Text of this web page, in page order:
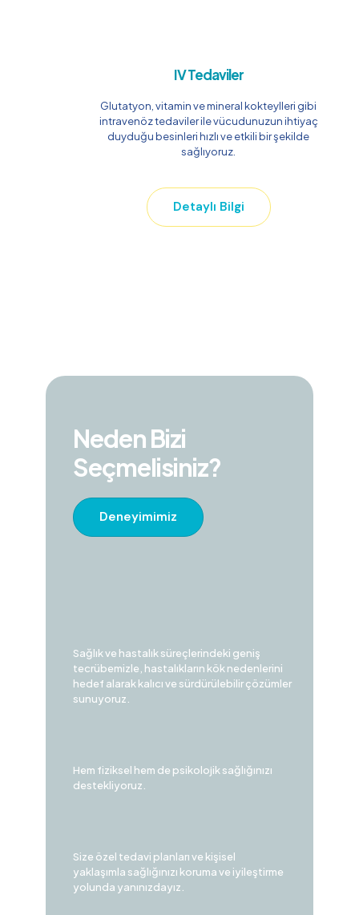
IV Tedaviler
Glutatyon, vitamin ve mineral kokteylleri gibi
intravenöz tedaviler ile vücudunuzun ihtiyaç
duyduğu besinleri hızlı ve etkili bir şekilde
sağlıyoruz.
Detaylı Bilgi
Neden Bizi
Seçmelisiniz?
Deneyimimiz
Sağlık ve hastalık süreçlerindeki geniş
tecrübemizle, hastalıkların kök nedenlerini
hedef alarak kalıcı ve sürdürülebilir çözümler
sunuyoruz.
Hem fiziksel hem de psikolojik sağlığınızı
destekliyoruz.
Size özel tedavi planları ve kişisel
yaklaşımla sağlığınızı koruma ve iyileştirme
yolunda yanınızdayız.